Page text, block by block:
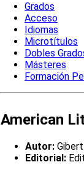
Grados
Acceso
Idiomas
Microtítulos
Dobles
Másteres
Formación
American
Autor:
Editorial: